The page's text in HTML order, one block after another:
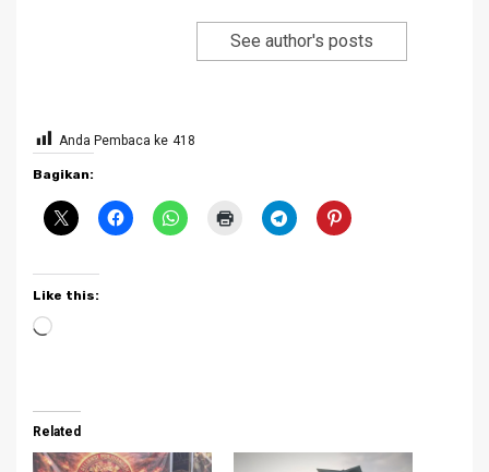
See author's posts
Anda Pembaca ke 418
Bagikan:
Like this:
Loading…
Related